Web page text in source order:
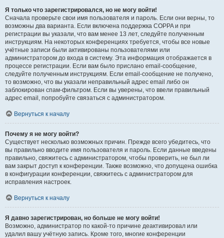
Я только что зарегистрировался, но не могу войти!
Сначала проверьте свои имя пользователя и пароль. Если они верны, то
возможны два варианта. Если включена поддержка COPPA и при
регистрации вы указали, что вам менее 13 лет, следуйте полученным
инструкциям. На некоторых конференциях требуется, чтобы все новые
учётные записи были активированы пользователями или
администратором до входа в систему. Эта информация отображается в
процессе регистрации. Если вам было прислано email-сообщение,
следуйте полученным инструкциям. Если email-сообщение не получено,
то возможно, что вы указали неправильный адрес email либо он
заблокирован спам-фильтром. Если вы уверены, что ввели правильный
адрес email, попробуйте связаться с администратором.
Вернуться к началу
Почему я не могу войти?
Существует несколько возможных причин. Прежде всего убедитесь, что
вы правильно вводите имя пользователя и пароль. Если данные введены
правильно, свяжитесь с администратором, чтобы проверить, не был ли
вам закрыт доступ к конференции. Также возможно, что допущена ошибка
в конфигурации конференции, свяжитесь с администратором для
исправления настроек.
Вернуться к началу
Я давно зарегистрирован, но больше не могу войти!
Возможно, администратор по какой-то причине деактивировал или
удалил вашу учётную запись. Кроме того, многие конференции